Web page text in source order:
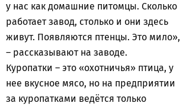
у нас как домашние питомцы. Сколько
работает завод, столько и они здесь
живут. Появляются птенцы. Это мило»,
– рассказывают на заводе.
Куропатки – это «охотничья» птица, у
нее вкусное мясо, но на предприятии
за куропатками ведётся только